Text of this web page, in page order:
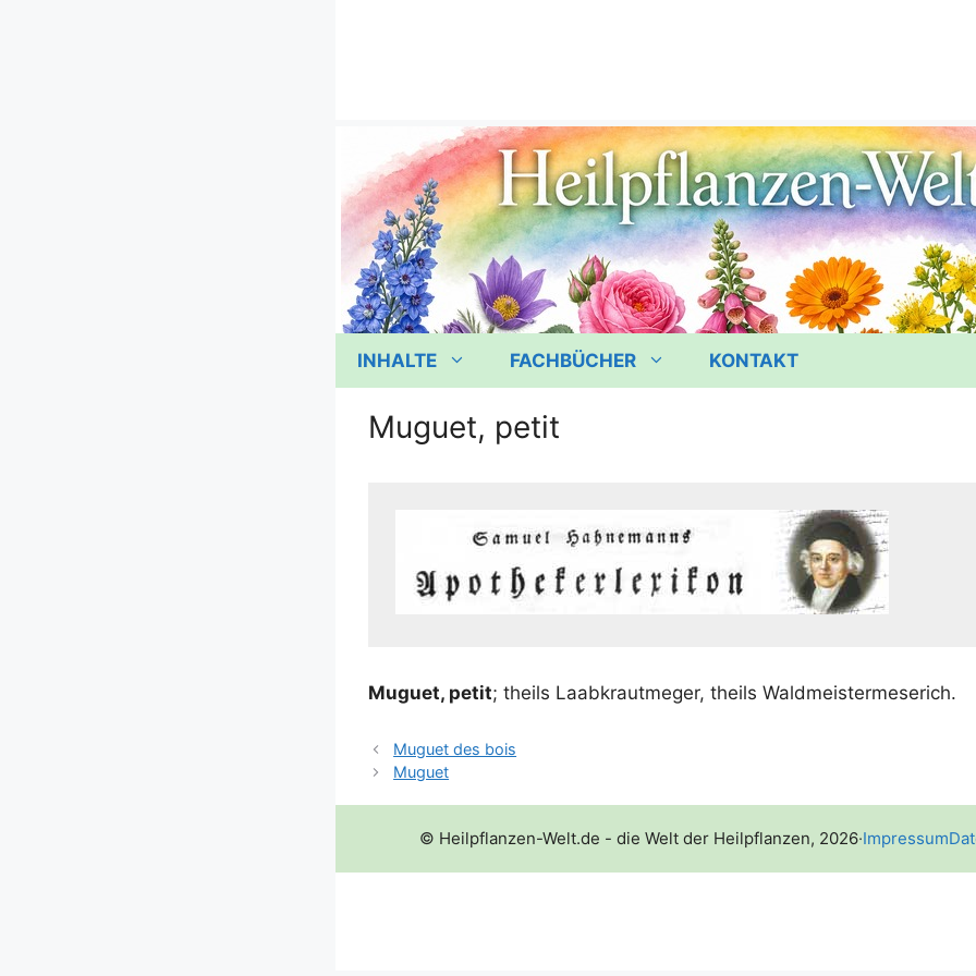
INHALTE FACHBÜCHER KONTAKT
Muguet, petit
Muguet, petit; theils Laab­kraut­me­ger, theils Waldmeistermeserich.
Muguet des bois
Muguet
© Heilpflanzen-Welt.de - die Welt der Heilpflanzen, 2026·Impressum